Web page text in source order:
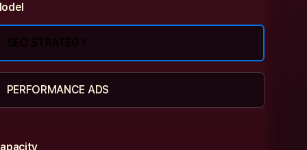
SEO STRATEGY
PERFORMANCE ADS